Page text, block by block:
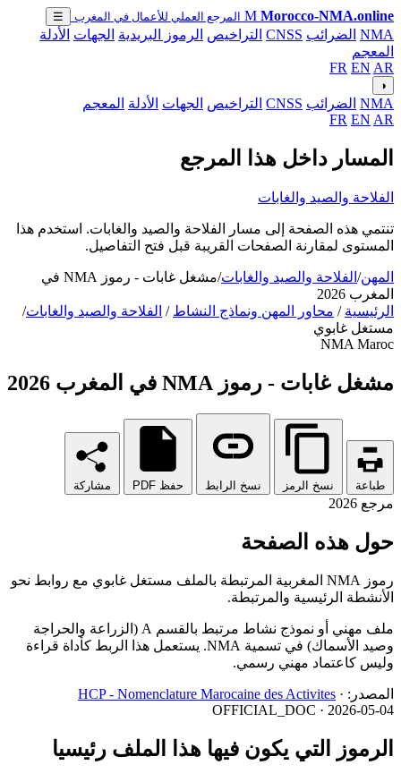
M Morocco-NMA.online المرجع العملي للأعمال في المغرب ☰
NMA الضرائب CNSS التراخيص الرموز البريدية الجهات الأدلة
المعجم
FR EN AR
◑
NMA الضرائب CNSS التراخيص الجهات الأدلة المعجم
FR EN AR
المسار داخل هذا المرجع
الفلاحة والصيد والغابات
تنتمي هذه الصفحة إلى مسار الفلاحة والصيد والغابات. استخدم هذا
المستوى لمقارنة الصفحات القريبة قبل فتح التفاصيل.
المهن/ الفلاحة والصيد والغابات/
مشغل غابات - رموز NMA في
المغرب 2026
الرئيسية / محاور المهن ونماذج النشاط / الفلاحة والصيد والغابات/
مستغل غابوي
NMA Maroc
مشغل غابات - رموز NMA في المغرب 2026
طباعة نسخ الرمز نسخ الرابط حفظ PDF مشاركة
مرجع 2026
حول هذه الصفحة
رموز NMA المغربية المرتبطة بالملف مستغل غابوي مع روابط نحو
الأنشطة الرئيسية والمرتبطة.
ملف مهني أو نموذج نشاط مرتبط بالقسم A (الزراعة والحراجة
وصيد الأسماك) في تسمية NMA. يستعمل هذا الربط كأداة قراءة
وليس كاعتماد مهني رسمي.
المصدر: HCP - Nomenclature Marocaine des Activites ·
OFFICIAL_DOC · 2026-05-04
الرموز التي يكون فيها هذا الملف رئيسيا